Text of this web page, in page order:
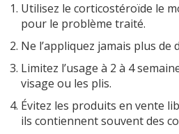
Utilisez le corticostéroïde le
pour le problème traité.
Ne l’appliquez jamais plus de
Limitez l’usage à 2 à 4
visage ou les plis.
Évitez les produits en vente
ils contiennent souvent des